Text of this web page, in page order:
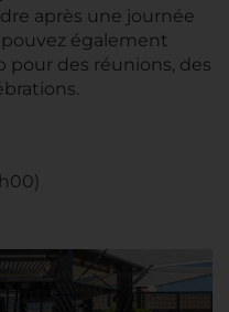
après une journée
également
pour des réunions, des